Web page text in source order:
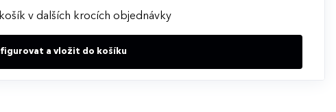
v dalších krocích objednávky
a vložit do košíku